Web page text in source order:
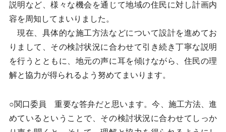
説明など、様々な機会を通じて地域の住民に対し計画内
容を周知してまいりました。
現在、具体的な施工方法などについて設計を進めてお
りまして、その検討状況に合わせて引き続き丁寧な説明
を行うとともに、地元の声に耳を傾けながら、住民の理
解と協力が得られるよう努めてまいります。
○関口委員 重要な答弁だと思います。今、施工方法、進
めているということで、その検討状況に合わせてしっか